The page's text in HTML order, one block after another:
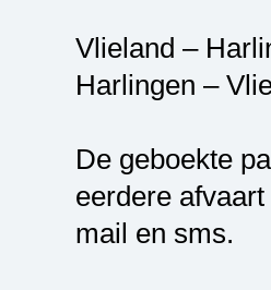
Vlieland –
Harlingen –
De geboekte
eerdere
mail en sms.